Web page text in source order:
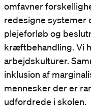
omfavner
redesigne systemer
plejeforløb og
kræftbehandling. Vi
arbejdskulturer.
inklusion af
mennesker der er
udfordrede i skolen.